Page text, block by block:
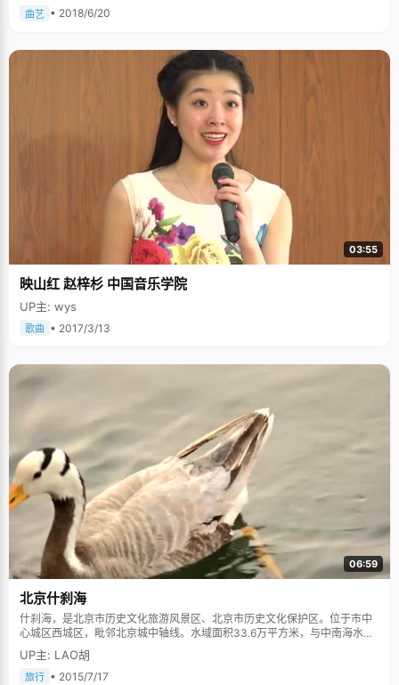
曲艺 • 2018/6/20
03:55
映山红 赵梓杉 中国音乐学院
UP主: wys
歌曲 • 2017/3/13
06:59
北京什刹海
什刹海，是北京市历史文化旅游风景区、北京市历史文化保护区。位于市中
心城区西城区，毗邻北京城中轴线。水域面积33.6万平方米，与中南海水域
一脉相连，是北京内城唯一一处具有开阔水面的开放型景区，也是北京城内
面积最大、风貌保存最完整的一片历史街区，在北京城规划建设史上占有独
特的地位。在2000年批准的北京25片历史文化保护区中，什刹海地区面积
UP主: LAO胡
旅行 • 2015/7/17